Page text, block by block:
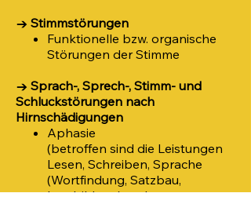
→ Stimmstörungen
Funktionelle bzw. organische
Störungen der Stimme
→ Sprach-, Sprech-, Stimm- und
Schluckstörungen nach
Hirnschädigungen
Aphasie
(betroffen sind die Leistungen
Lesen, Schreiben, Sprache
(Wortfindung, Satzbau,
Lautbildung) und